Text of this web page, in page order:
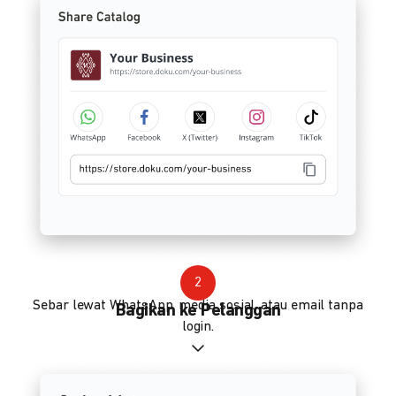
2
Bagikan ke Pelanggan
Sebar lewat WhatsApp, media sosial, atau email tanpa
login.